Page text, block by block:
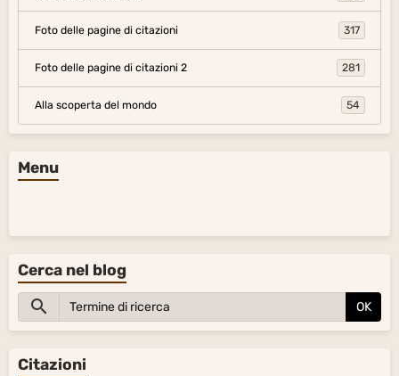
Foto delle pagine di citazioni 317
Foto delle pagine di citazioni 2 281
Alla scoperta del mondo 54
Menu
Cerca nel blog
OK
Citazioni